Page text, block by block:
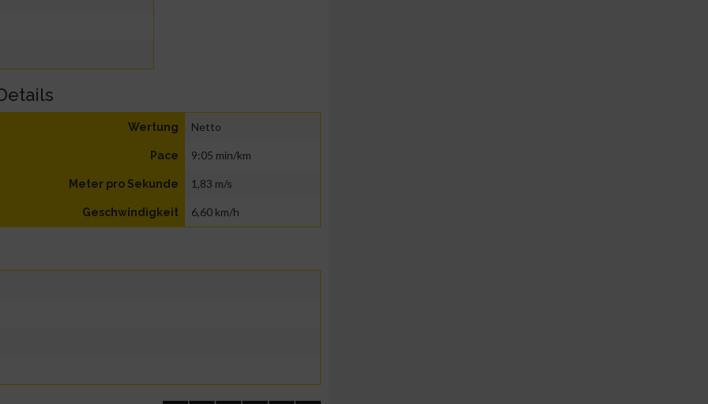
Wertung Netto
Pace 9:05 min/km
Meter pro Sekunde 1,83 m/s
Geschwindigkeit 6,60 km/h